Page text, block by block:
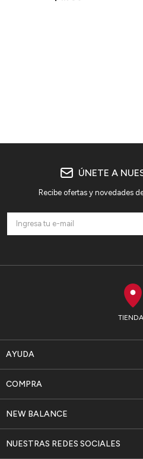
AYUDA
NEW BALANCE
COMPRA
NUESTRAS REDES SOCIALES
ÚNETE A
Recibe ofertas y novedades